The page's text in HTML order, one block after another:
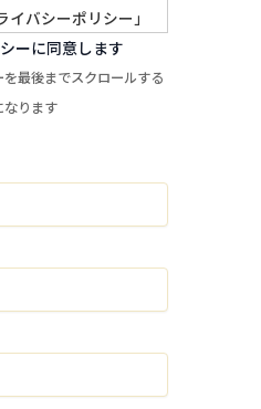
バシーポリシー」
・運用致します。
にあたっては、本方
ポリシー」をよく
・利用目的
用募集選考および
意なく上記以外の
ーに同意します
最後までスクロールする
なります